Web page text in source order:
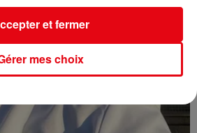
mes choix
et fermer